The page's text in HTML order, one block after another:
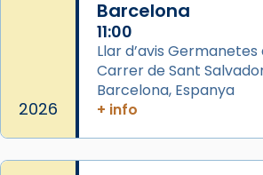
Arquebisbat de Barcelona
de Barcelona.
2 weeks ago
Aquest dilluns, 27 de juliol, ha
missa d’acció de gràcies en
2026
Barcelona
11:00
Llar d’avis
Carrer de Sant
Barcelona, Espanya
+ info